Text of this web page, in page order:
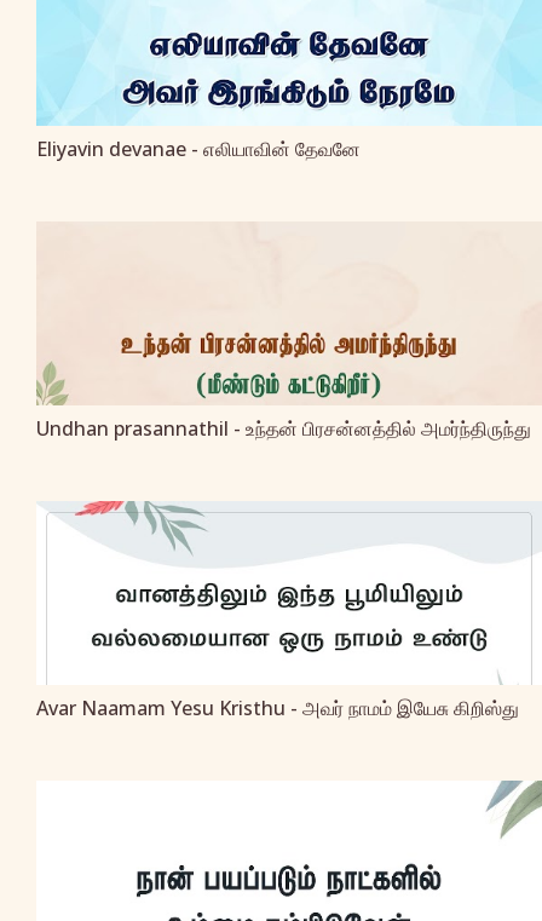
Eliyavin devanae - எலியாவின் தேவனே
Undhan prasannathil - உந்தன் பிரசன்னத்தில் அமர்ந்திருந்து
Avar Naamam Yesu Kristhu - அவர் நாமம் இயேசு கிறிஸ்து